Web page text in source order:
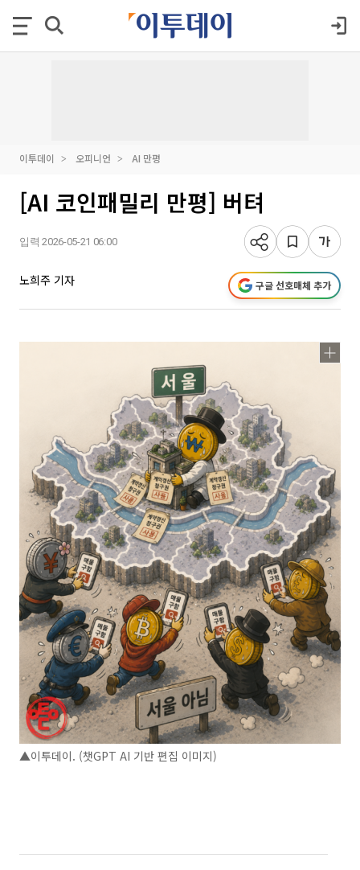
이투데이 오피니언 AI 만평
[AI 코인패밀리 만평] 버텨
입력 2026-05-21 06:00
노희주 기자 구글 선호매체 추가
▲이투데이. (챗GPT AI 기반 편집 이미지)